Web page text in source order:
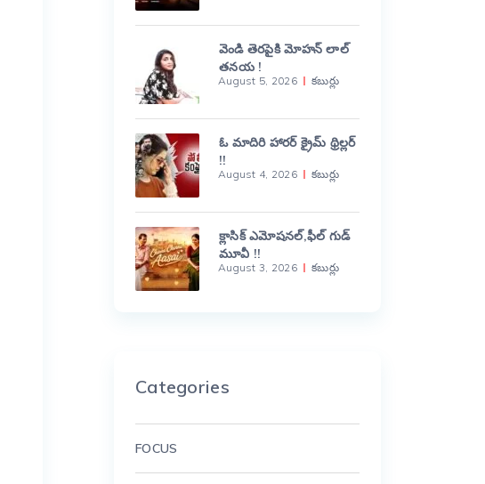
వెండి తెరపైకి మోహన్ లాల్
తనయ !
August 5, 2026 కబుర్లు
ఓ మాదిరి హారర్ క్రైమ్ థ్రిల్లర్
!!
August 4, 2026 కబుర్లు
క్లాసిక్ ఎమోషనల్,ఫీల్ గుడ్
మూవీ !!
August 3, 2026 కబుర్లు
Categories
FOCUS